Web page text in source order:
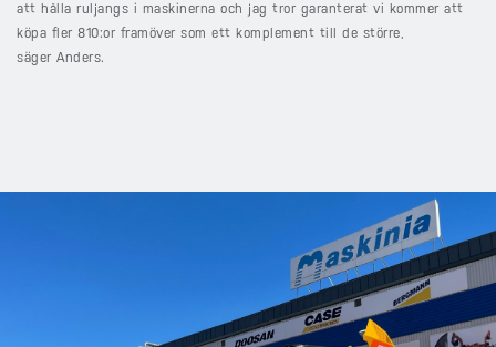
att hålla ruljangs i maskinerna och jag tror garanterat vi kommer att
köpa fler 810:or framöver som ett komplement till de större,
säger Anders.